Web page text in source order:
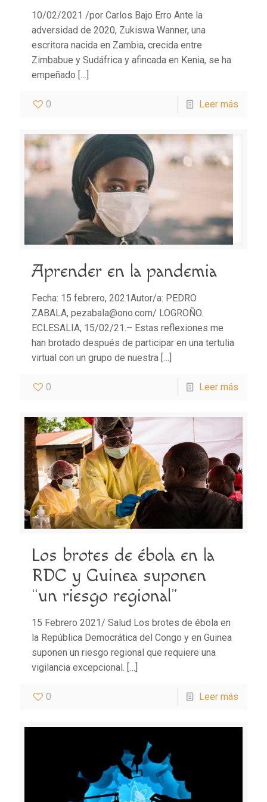
10/02/2021 /por Carlos Bajo Erro Ante la
adversidad de 2020, Zukiswa Wanner, una
escritora nacida en Zambia, crecida entre
Zimbabue y Sudáfrica y afincada en Kenia, se ha
empeñado […]
0 Leer más
Aprender en la pandemia
Fecha: 15 febrero, 2021Autor/a: PEDRO
ZABALA, pezabala@ono.com/ LOGROÑO.
ECLESALIA, 15/02/21.– Estas reflexiones me
han brotado después de participar en una tertulia
virtual con un grupo de nuestra […]
0 Leer más
Los brotes de ébola en la
RDC y Guinea suponen
“un riesgo regional”
15 Febrero 2021/ Salud Los brotes de ébola en
la República Democrática del Congo y en Guinea
suponen un riesgo regional que requiere una
vigilancia excepcional. […]
0 Leer más